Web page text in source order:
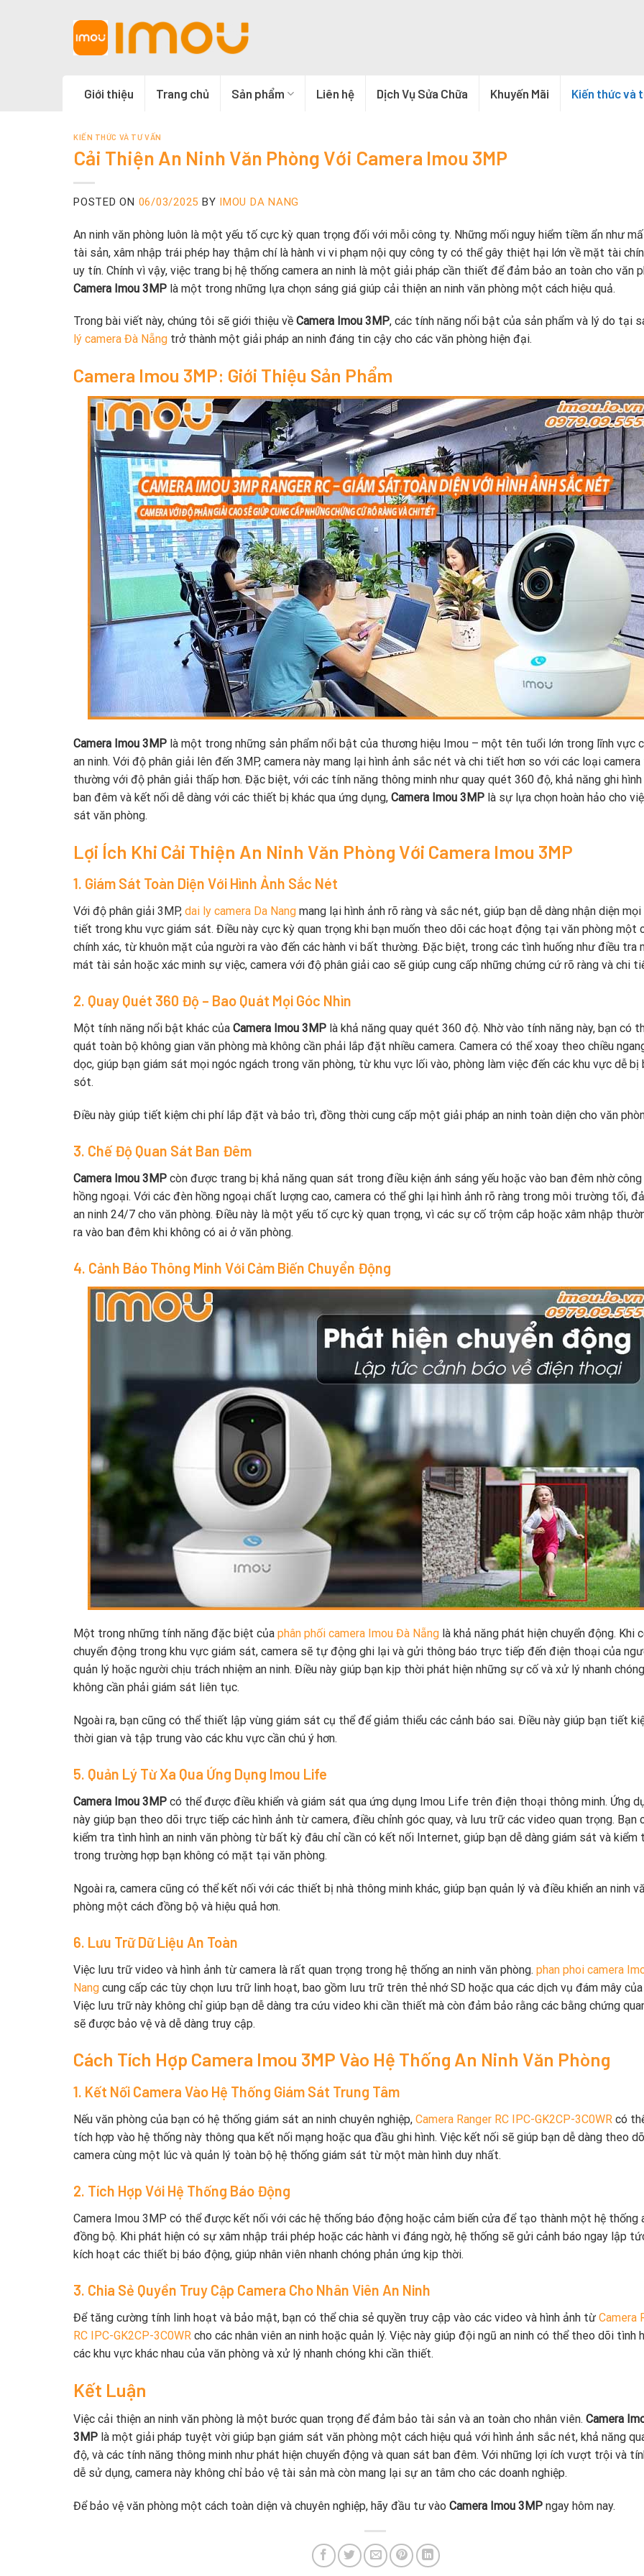
Giới thiệu Trang chủ Sản phẩm Liên hệ Dịch Vụ Sửa Chữa Khuyến Mãi Kiến thức và
KIẾN THỨC VÀ TƯ VẤN
Cải Thiện An Ninh Văn Phòng Với Camera Imou 3MP
POSTED ON 06/03/2025 BY IMOU DA NANG
An ninh văn phòng luôn là một yếu tố cực kỳ quan trọng đối với mỗi công ty. Những mối nguy hiểm tiềm ẩn như
tài sản, xâm nhập trái phép hay thậm chí là hành vi vi phạm nội quy công ty có thể gây thiệt hại lớn về mặt tài
uy tín. Chính vì vậy, việc trang bị hệ thống camera an ninh là một giải pháp cần thiết để đảm bảo an toàn cho văn
Camera Imou 3MP là một trong những lựa chọn sáng giá giúp cải thiện an ninh văn phòng một cách hiệu quả.
Trong bài viết này, chúng tôi sẽ giới thiệu về Camera Imou 3MP, các tính năng nổi bật của sản phẩm và lý do tại
lý camera Đà Nẵng trở thành một giải pháp an ninh đáng tin cậy cho các văn phòng hiện đại.
Camera Imou 3MP: Giới Thiệu Sản Phẩm
Camera Imou 3MP là một trong những sản phẩm nổi bật của thương hiệu Imou – một tên tuổi lớn trong lĩnh vực
an ninh. Với độ phân giải lên đến 3MP, camera này mang lại hình ảnh sắc nét và chi tiết hơn so với các loại
thường với độ phân giải thấp hơn. Đặc biệt, với các tính năng thông minh như quay quét 360 độ, khả năng ghi hình
ban đêm và kết nối dễ dàng với các thiết bị khác qua ứng dụng, Camera Imou 3MP là sự lựa chọn hoàn hảo cho
sát văn phòng.
Lợi Ích Khi Cải Thiện An Ninh Văn Phòng Với Camera Imou 3MP
1. Giám Sát Toàn Diện Với Hình Ảnh Sắc Nét
Với độ phân giải 3MP, dai ly camera Da Nang mang lại hình ảnh rõ ràng và sắc nét, giúp bạn dễ dàng nhận diện mọi
tiết trong khu vực giám sát. Điều này cực kỳ quan trọng khi bạn muốn theo dõi các hoạt động tại văn phòng một
chính xác, từ khuôn mặt của người ra vào đến các hành vi bất thường. Đặc biệt, trong các tình huống như điều tra
mát tài sản hoặc xác minh sự việc, camera với độ phân giải cao sẽ giúp cung cấp những chứng cứ rõ ràng và chi
2. Quay Quét 360 Độ – Bao Quát Mọi Góc Nhìn
Một tính năng nổi bật khác của Camera Imou 3MP là khả năng quay quét 360 độ. Nhờ vào tính năng này, bạn có
quát toàn bộ không gian văn phòng mà không cần phải lắp đặt nhiều camera. Camera có thể xoay theo chiều
dọc, giúp bạn giám sát mọi ngóc ngách trong văn phòng, từ khu vực lối vào, phòng làm việc đến các khu vực dễ bị
sót.
Điều này giúp tiết kiệm chi phí lắp đặt và bảo trì, đồng thời cung cấp một giải pháp an ninh toàn diện cho văn
3. Chế Độ Quan Sát Ban Đêm
Camera Imou 3MP còn được trang bị khả năng quan sát trong điều kiện ánh sáng yếu hoặc vào ban đêm nhờ công
hồng ngoại. Với các đèn hồng ngoại chất lượng cao, camera có thể ghi lại hình ảnh rõ ràng trong môi trường tối,
an ninh 24/7 cho văn phòng. Điều này là một yếu tố cực kỳ quan trọng, vì các sự cố trộm cắp hoặc xâm nhập
ra vào ban đêm khi không có ai ở văn phòng.
4. Cảnh Báo Thông Minh Với Cảm Biến Chuyển Động
Một trong những tính năng đặc biệt của phân phối camera Imou Đà Nẵng là khả năng phát hiện chuyển động. Khi
chuyển động trong khu vực giám sát, camera sẽ tự động ghi lại và gửi thông báo trực tiếp đến điện thoại của
quản lý hoặc người chịu trách nhiệm an ninh. Điều này giúp bạn kịp thời phát hiện những sự cố và xử lý nhanh
không cần phải giám sát liên tục.
Ngoài ra, bạn cũng có thể thiết lập vùng giám sát cụ thể để giảm thiểu các cảnh báo sai. Điều này giúp bạn tiết
thời gian và tập trung vào các khu vực cần chú ý hơn.
5. Quản Lý Từ Xa Qua Ứng Dụng Imou Life
Camera Imou 3MP có thể được điều khiển và giám sát qua ứng dụng Imou Life trên điện thoại thông minh. Ứng
này giúp bạn theo dõi trực tiếp các hình ảnh từ camera, điều chỉnh góc quay, và lưu trữ các video quan trọng. Bạn
kiểm tra tình hình an ninh văn phòng từ bất kỳ đâu chỉ cần có kết nối Internet, giúp bạn dễ dàng giám sát và kiểm
trong trường hợp bạn không có mặt tại văn phòng.
Ngoài ra, camera cũng có thể kết nối với các thiết bị nhà thông minh khác, giúp bạn quản lý và điều khiển an ninh
phòng một cách đồng bộ và hiệu quả hơn.
6. Lưu Trữ Dữ Liệu An Toàn
Việc lưu trữ video và hình ảnh từ camera là rất quan trọng trong hệ thống an ninh văn phòng. phan phoi camera
Nang cung cấp các tùy chọn lưu trữ linh hoạt, bao gồm lưu trữ trên thẻ nhớ SD hoặc qua các dịch vụ đám mây của
Việc lưu trữ này không chỉ giúp bạn dễ dàng tra cứu video khi cần thiết mà còn đảm bảo rằng các bằng chứng
sẽ được bảo vệ và dễ dàng truy cập.
Cách Tích Hợp Camera Imou 3MP Vào Hệ Thống An Ninh Văn Phòng
1. Kết Nối Camera Vào Hệ Thống Giám Sát Trung Tâm
Nếu văn phòng của bạn có hệ thống giám sát an ninh chuyên nghiệp, Camera Ranger RC IPC-GK2CP-3C0WR có
tích hợp vào hệ thống này thông qua kết nối mạng hoặc qua đầu ghi hình. Việc kết nối sẽ giúp bạn dễ dàng theo
camera cùng một lúc và quản lý toàn bộ hệ thống giám sát từ một màn hình duy nhất.
2. Tích Hợp Với Hệ Thống Báo Động
Camera Imou 3MP có thể được kết nối với các hệ thống báo động hoặc cảm biến cửa để tạo thành một hệ thống
đồng bộ. Khi phát hiện có sự xâm nhập trái phép hoặc các hành vi đáng ngờ, hệ thống sẽ gửi cảnh báo ngay lập
kích hoạt các thiết bị báo động, giúp nhân viên nhanh chóng phản ứng kịp thời.
3. Chia Sẻ Quyền Truy Cập Camera Cho Nhân Viên An Ninh
Để tăng cường tính linh hoạt và bảo mật, bạn có thể chia sẻ quyền truy cập vào các video và hình ảnh từ Camera
RC IPC-GK2CP-3C0WR cho các nhân viên an ninh hoặc quản lý. Việc này giúp đội ngũ an ninh có thể theo dõi tình
các khu vực khác nhau của văn phòng và xử lý nhanh chóng khi cần thiết.
Kết Luận
Việc cải thiện an ninh văn phòng là một bước quan trọng để đảm bảo tài sản và an toàn cho nhân viên. Camera
3MP là một giải pháp tuyệt vời giúp bạn giám sát văn phòng một cách hiệu quả với hình ảnh sắc nét, khả năng
độ, và các tính năng thông minh như phát hiện chuyển động và quan sát ban đêm. Với những lợi ích vượt trội và
dễ sử dụng, camera này không chỉ bảo vệ tài sản mà còn mang lại sự an tâm cho các doanh nghiệp.
Để bảo vệ văn phòng một cách toàn diện và chuyên nghiệp, hãy đầu tư vào Camera Imou 3MP ngay hôm nay.